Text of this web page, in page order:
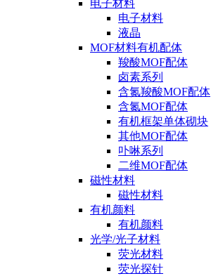
电子材料
电子材料
液晶
MOF材料有机配体
羧酸MOF配体
卤素系列
含氮羧酸MOF配体
含氮MOF配体
有机框架单体砌块
其他MOF配体
卟啉系列
二维MOF配体
磁性材料
磁性材料
有机颜料
有机颜料
光学/光子材料
荧光材料
荧光探针